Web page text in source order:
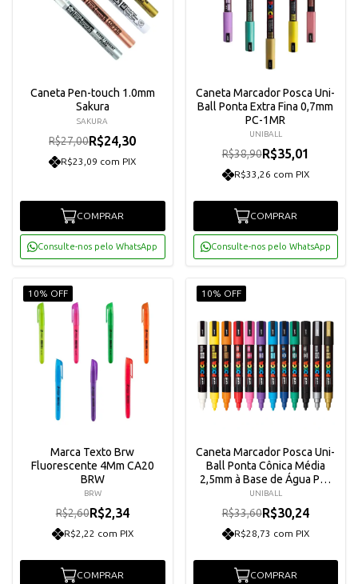
Caneta Pen-touch 1.0mm
Sakura
SAKURA
R$27,00R$24,30
R$23,09 com PIX
COMPRAR
Consulte-nos pelo WhatsApp
Caneta Marcador Posca Uni-
Ball Ponta Extra Fina 0,7mm
PC-1MR
UNIBALL
R$38,90R$35,01
R$33,26 com PIX
COMPRAR
Consulte-nos pelo WhatsApp
10% OFF
Marca Texto Brw
Fluorescente 4Mm CA20
BRW
BRW
R$2,60R$2,34
R$2,22 com PIX
COMPRAR
10% OFF
Caneta Marcador Posca Uni-
Ball Ponta Cônica Média
2,5mm à Base de Água PC-
5M
UNIBALL
R$33,60R$30,24
R$28,73 com PIX
COMPRAR